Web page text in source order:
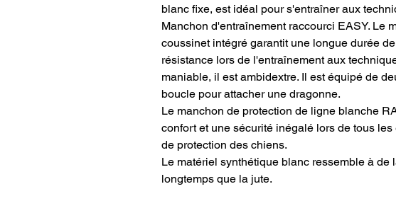
blanc fixe, est idéal pour s'entraîner aux
Manchon d'entraînement raccourci EASY. Le
coussinet intégré garantit une longue durée
résistance lors de l'entraînement aux
maniable, il est ambidextre. Il est équipé de
boucle pour attacher une dragonne.
Le manchon de protection de ligne blanche
confort et une sécurité inégalé lors de tous
de protection des chiens.
Le matériel synthétique blanc ressemble à de
longtemps que la jute.